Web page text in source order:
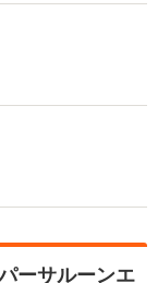
ーサルーンエ